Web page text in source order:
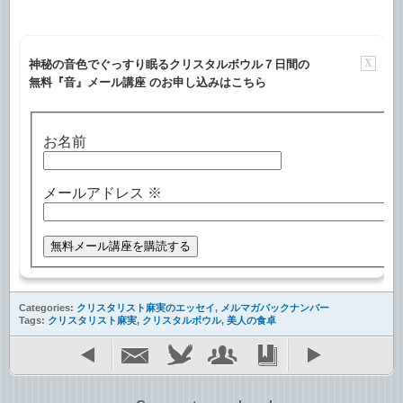
X
神秘の音色でぐっすり眠るクリスタルボウル７日間の
無料『音』メール講座 のお申し込みはこちら
お名前
メールアドレス ※
Categories: クリスタリスト麻実のエッセイ, メルマガバックナンバー
Tags: クリスタリスト麻実, クリスタルボウル, 美人の食卓